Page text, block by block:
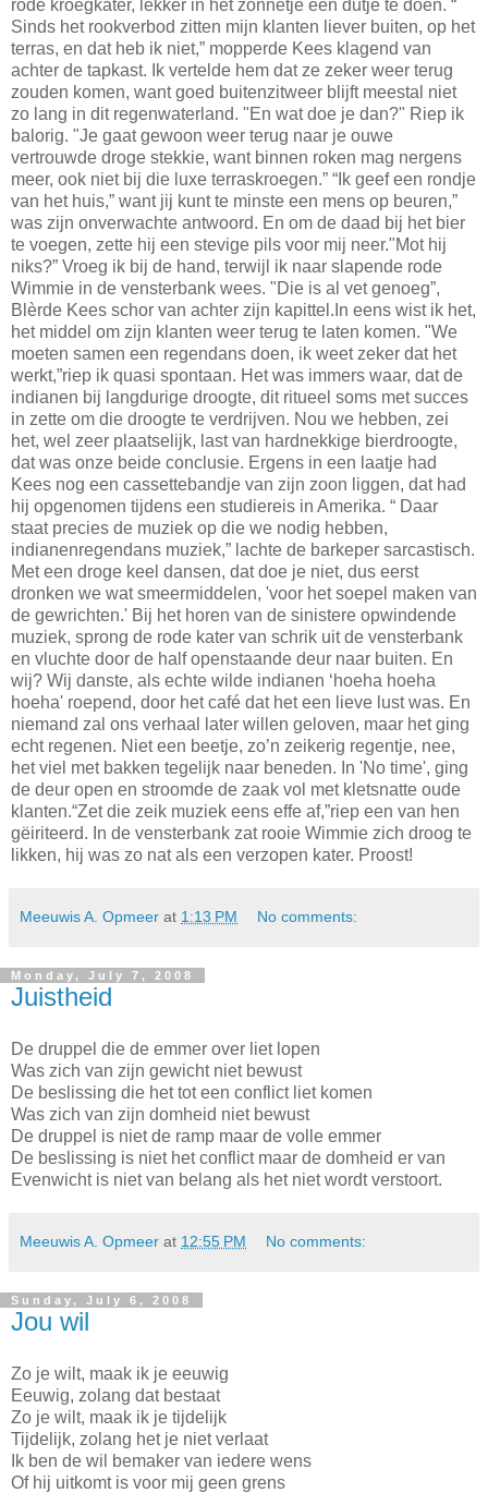
rode kroegkater, lekker in het zonnetje een dutje te doen. “
Sinds het rookverbod zitten mijn klanten liever buiten, op het
terras, en dat heb ik niet,” mopperde Kees klagend van
achter de tapkast. Ik vertelde hem dat ze zeker weer terug
zouden komen, want goed buitenzitweer blijft meestal niet
zo lang in dit regenwaterland. "En wat doe je dan?" Riep ik
balorig. "Je gaat gewoon weer terug naar je ouwe
vertrouwde droge stekkie, want binnen roken mag nergens
meer, ook niet bij die luxe terraskroegen.” “Ik geef een rondje
van het huis,” want jij kunt te minste een mens op beuren,”
was zijn onverwachte antwoord. En om de daad bij het bier
te voegen, zette hij een stevige pils voor mij neer."Mot hij
niks?” Vroeg ik bij de hand, terwijl ik naar slapende rode
Wimmie in de vensterbank wees. "Die is al vet genoeg”,
Blèrde Kees schor van achter zijn kapittel.In eens wist ik het,
het middel om zijn klanten weer terug te laten komen. "We
moeten samen een regendans doen, ik weet zeker dat het
werkt,”riep ik quasi spontaan. Het was immers waar, dat de
indianen bij langdurige droogte, dit ritueel soms met succes
in zette om die droogte te verdrijven. Nou we hebben, zei
het, wel zeer plaatselijk, last van hardnekkige bierdroogte,
dat was onze beide conclusie. Ergens in een laatje had
Kees nog een cassettebandje van zijn zoon liggen, dat had
hij opgenomen tijdens een studiereis in Amerika. “ Daar
staat precies de muziek op die we nodig hebben,
indianenregendans muziek,” lachte de barkeper sarcastisch.
Met een droge keel dansen, dat doe je niet, dus eerst
dronken we wat smeermiddelen, 'voor het soepel maken van
de gewrichten.' Bij het horen van de sinistere opwindende
muziek, sprong de rode kater van schrik uit de vensterbank
en vluchte door de half openstaande deur naar buiten. En
wij? Wij danste, als echte wilde indianen ‘hoeha hoeha
hoeha' roepend, door het café dat het een lieve lust was. En
niemand zal ons verhaal later willen geloven, maar het ging
echt regenen. Niet een beetje, zo’n zeikerig regentje, nee,
het viel met bakken tegelijk naar beneden. In 'No time', ging
de deur open en stroomde de zaak vol met kletsnatte oude
klanten.“Zet die zeik muziek eens effe af,”riep een van hen
gëiriteerd. In de vensterbank zat rooie Wimmie zich droog te
likken, hij was zo nat als een verzopen kater. Proost!
Meeuwis A. Opmeer at 1:13 PM No comments:
Monday, July 7, 2008
Juistheid
De druppel die de emmer over liet lopen
Was zich van zijn gewicht niet bewust
De beslissing die het tot een conflict liet komen
Was zich van zijn domheid niet bewust
De druppel is niet de ramp maar de volle emmer
De beslissing is niet het conflict maar de domheid er van
Evenwicht is niet van belang als het niet wordt verstoort.
Meeuwis A. Opmeer at 12:55 PM No comments:
Sunday, July 6, 2008
Jou wil
Zo je wilt, maak ik je eeuwig
Eeuwig, zolang dat bestaat
Zo je wilt, maak ik je tijdelijk
Tijdelijk, zolang het je niet verlaat
Ik ben de wil bemaker van iedere wens
Of hij uitkomt is voor mij geen grens